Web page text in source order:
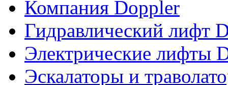
Компания Doppler
Гидравлический лифт
Электрические лифты
Эскалаторы и